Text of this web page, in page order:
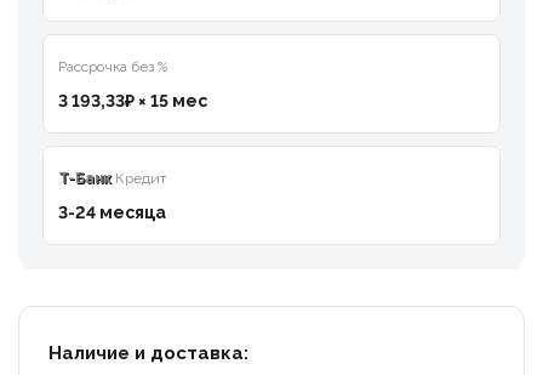
Рассрочка без %
3 193,33₽ × 15 мес
T-БанкКредит
3-24 месяца
Наличие и доставка: